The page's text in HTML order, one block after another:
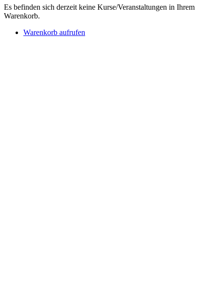
Es befinden sich derzeit keine Kurse/Veranstaltungen in Ihrem
Warenkorb.
Warenkorb aufrufen